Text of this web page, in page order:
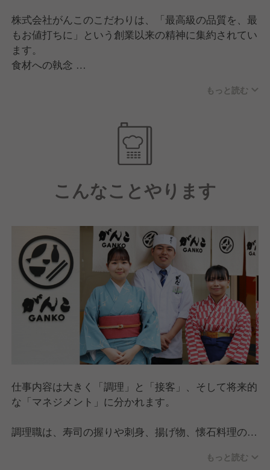
株式会社がんこのこだわりは、「最高級の品質を、最
もお値打ちに」という創業以来の精神に集約されてい
ます。
食材への執念
腐、米など厳選した素材を自社工場で加工。中間コス
「お屋敷」という文化再生
歴史的価値のある邸宅を買い取り、庭園と共に保存・
再生。高級な空間で手頃な料理を楽しめる「お屋敷レ
ストラン」は、同社独自の文化貢献です。
伝統×革新の調理
DXを導入。誰が作っても「がんこの味」を守れる科
学的な仕組みづくりにこだわっています。
もっと読む
こんなことやります
仕事内容は大きく「調理」と「接客」、そして将来的
な「マネジメント」に分かれます。
調理職は、寿司の握りや刺身、揚げ物、懐石料理の調
研修で基礎から学べるほか、DX導入により効率的に
もっと読む